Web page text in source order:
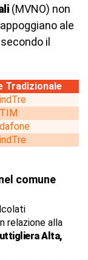
(MVNO) non
ale
il
Tradizionale
TIM
comune
relazione alla
Alta,